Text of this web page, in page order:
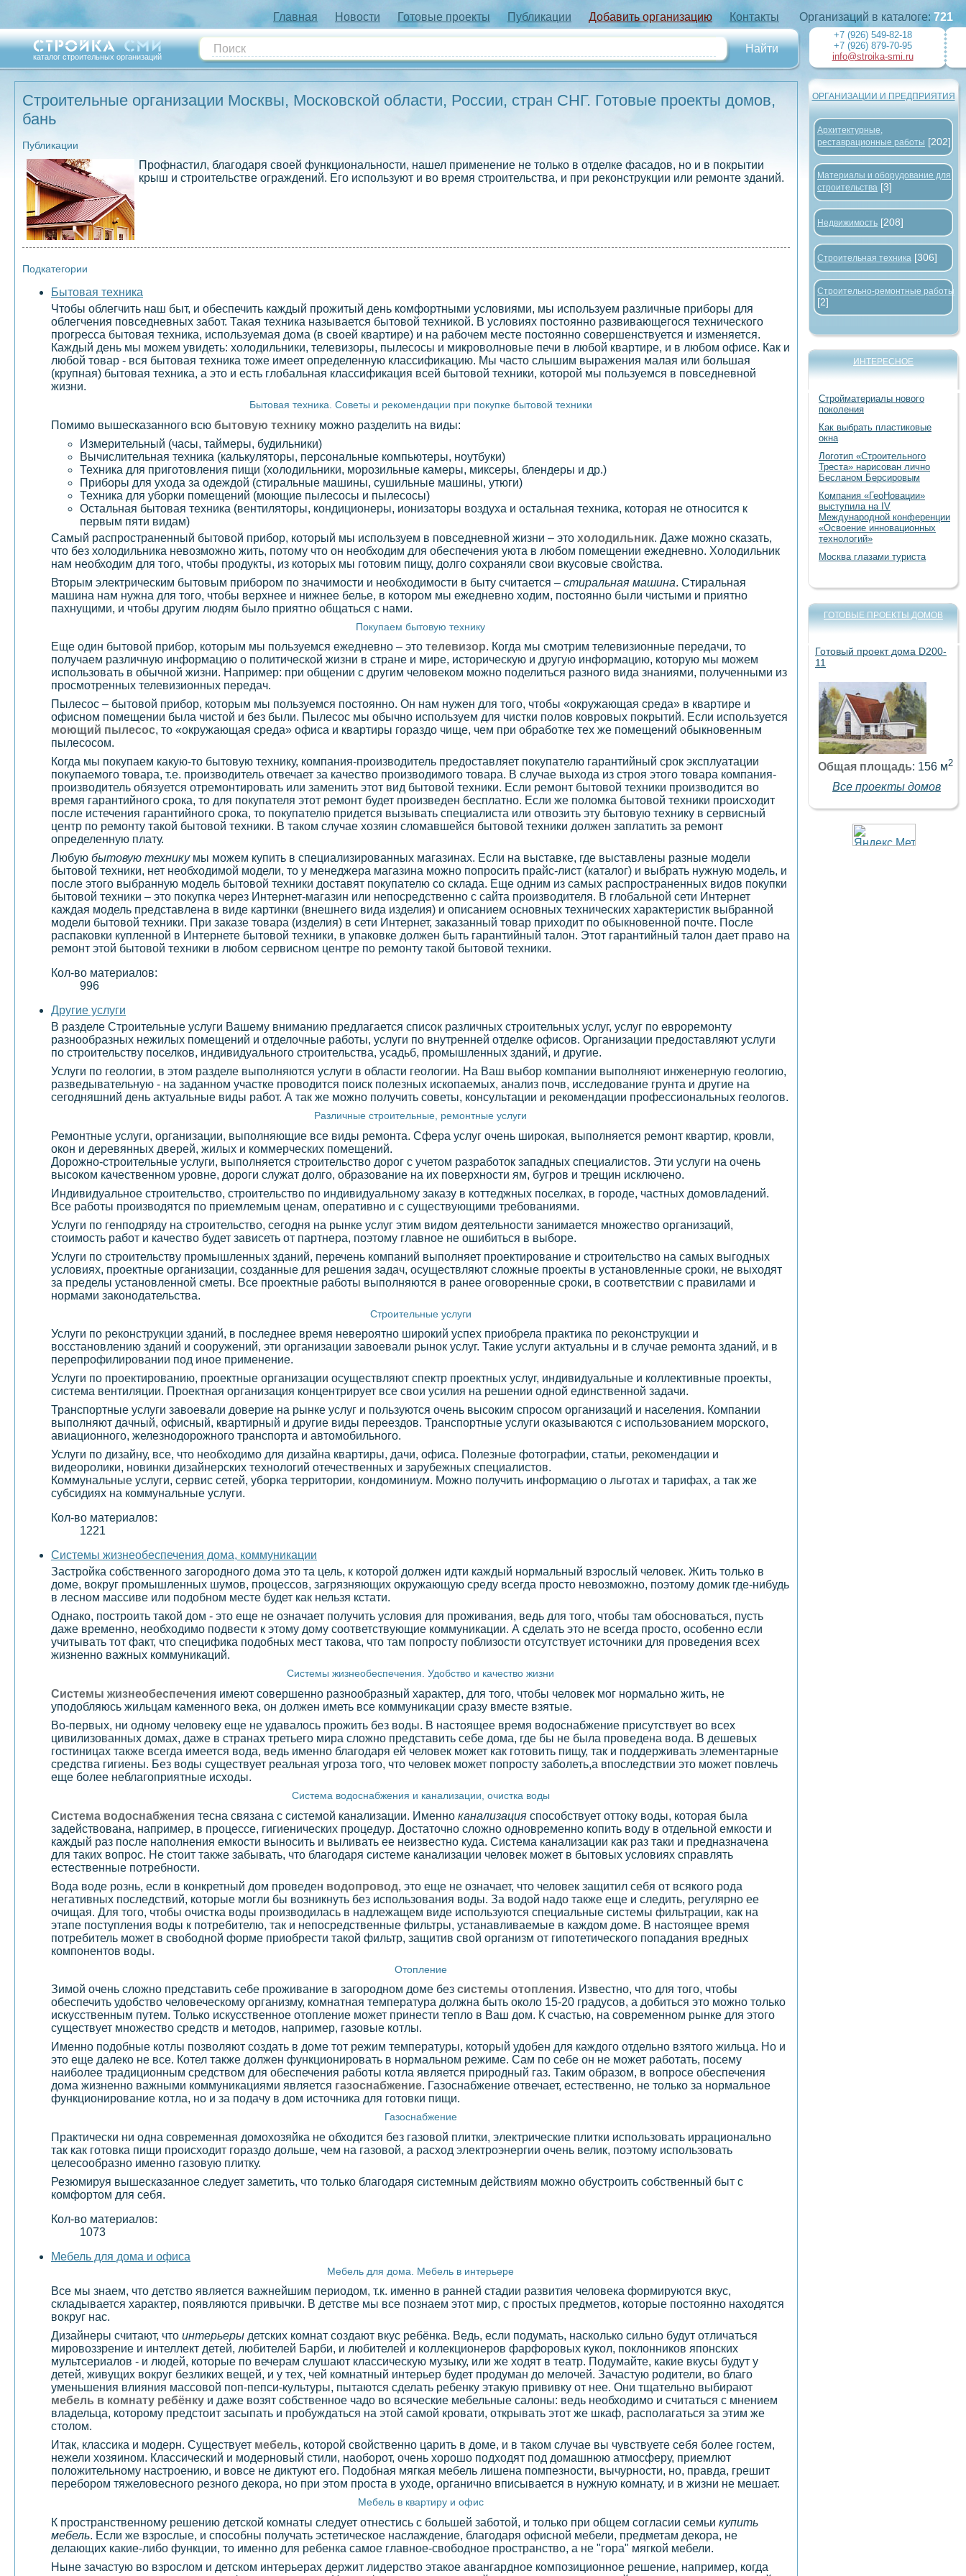
Главная Новости Готовые проекты Публикации Добавить организацию Контакты
каталог строительных организаций
Строительные организации Москвы, Московской области, России, стран СНГ. Готовые проекты домов,
бань
Публикации
Профнастил, благодаря своей функциональности, нашел применение не только в отделке фасадов, но и в покрытии
крыш и строительстве ограждений. Его используют и во время строительства, и при реконструкции или ремонте зданий.
Подкатегории
Бытовая техника
Чтобы облегчить наш быт, и обеспечить каждый прожитый день комфортными условиями, мы используем различные приборы для
облегчения повседневных забот. Такая техника называется бытовой техникой. В условиях постоянно развивающегося технического
прогресса бытовая техника, используемая дома (в своей квартире) и на рабочем месте постоянно совершенствуется и изменяется.
Каждый день мы можем увидеть: холодильники, телевизоры, пылесосы и микроволновые печи в любой квартире, и в любом офисе. Как и
любой товар - вся бытовая техника тоже имеет определенную классификацию. Мы часто слышим выражения малая или большая
(крупная) бытовая техника, а это и есть глобальная классификация всей бытовой техники, которой мы пользуемся в повседневной
жизни.
Бытовая техника. Советы и рекомендации при покупке бытовой техники
Помимо вышесказанного всю бытовую технику можно разделить на виды:
Измерительный (часы, таймеры, будильники)
Вычислительная техника (калькуляторы, персональные компьютеры, ноутбуки)
Техника для приготовления пищи (холодильники, морозильные камеры, миксеры, блендеры и др.)
Приборы для ухода за одеждой (стиральные машины, сушильные машины, утюги)
Техника для уборки помещений (моющие пылесосы и пылесосы)
Остальная бытовая техника (вентиляторы, кондиционеры, ионизаторы воздуха и остальная техника, которая не относится к
первым пяти видам)
Самый распространенный бытовой прибор, который мы используем в повседневной жизни – это холодильник. Даже можно сказать,
что без холодильника невозможно жить, потому что он необходим для обеспечения уюта в любом помещении ежедневно. Холодильник
нам необходим для того, чтобы продукты, из которых мы готовим пищу, долго сохраняли свои вкусовые свойства.
Вторым электрическим бытовым прибором по значимости и необходимости в быту считается – стиральная машина. Стиральная
машина нам нужна для того, чтобы верхнее и нижнее белье, в котором мы ежедневно ходим, постоянно были чистыми и приятно
пахнущими, и чтобы другим людям было приятно общаться с нами.
Покупаем бытовую технику
Еще один бытовой прибор, которым мы пользуемся ежедневно – это телевизор. Когда мы смотрим телевизионные передачи, то
получаем различную информацию о политической жизни в стране и мире, историческую и другую информацию, которую мы можем
использовать в обычной жизни. Например: при общении с другим человеком можно поделиться разного вида знаниями, полученными из
просмотренных телевизионных передач.
Пылесос – бытовой прибор, которым мы пользуемся постоянно. Он нам нужен для того, чтобы «окружающая среда» в квартире и
офисном помещении была чистой и без были. Пылесос мы обычно используем для чистки полов ковровых покрытий. Если используется
моющий пылесос, то «окружающая среда» офиса и квартиры гораздо чище, чем при обработке тех же помещений обыкновенным
пылесосом.
Когда мы покупаем какую-то бытовую технику, компания-производитель предоставляет покупателю гарантийный срок эксплуатации
покупаемого товара, т.е. производитель отвечает за качество производимого товара. В случае выхода из строя этого товара компания-
производитель обязуется отремонтировать или заменить этот вид бытовой техники. Если ремонт бытовой техники производится во
время гарантийного срока, то для покупателя этот ремонт будет произведен бесплатно. Если же поломка бытовой техники происходит
после истечения гарантийного срока, то покупателю придется вызывать специалиста или отвозить эту бытовую технику в сервисный
центр по ремонту такой бытовой техники. В таком случае хозяин сломавшейся бытовой техники должен заплатить за ремонт
определенную плату.
Любую бытовую техникумы можем купить в специализированных магазинах. Если на выставке, где выставлены разные модели
бытовой техники, нет необходимой модели, то у менеджера магазина можно попросить прайс-лист (каталог) и выбрать нужную модель, и
после этого выбранную модель бытовой техники доставят покупателю со склада. Еще одним из самых распространенных видов покупки
бытовой техники – это покупка через Интернет-магазин или непосредственно с сайта производителя. В глобальной сети Интернет
каждая модель представлена в виде картинки (внешнего вида изделия) и описанием основных технических характеристик выбранной
модели бытовой техники. При заказе товара (изделия) в сети Интернет, заказанный товар приходит по обыкновенной почте. После
распаковки купленной в Интернете бытовой техники, в упаковке должен быть гарантийный талон. Этот гарантийный талон дает право на
ремонт этой бытовой техники в любом сервисном центре по ремонту такой бытовой техники.
Кол-во материалов:
996
Другие услуги
В разделе Строительные услуги Вашему вниманию предлагается список различных строительных услуг, услуг по евроремонту
разнообразных нежилых помещений и отделочные работы, услуги по внутренней отделке офисов. Организации предоставляют услуги
по строительству поселков, индивидуального строительства, усадьб, промышленных зданий, и другие.
Услуги по геологии, в этом разделе выполняются услуги в области геологии. На Ваш выбор компании выполняют инженерную геологию,
разведывательную - на заданном участке проводится поиск полезных ископаемых, анализ почв, исследование грунта и другие на
сегодняшний день актуальные виды работ. А так же можно получить советы, консультации и рекомендации профессиональных геологов.
Различные строительные, ремонтные услуги
Ремонтные услуги, организации, выполняющие все виды ремонта. Сфера услуг очень широкая, выполняется ремонт квартир, кровли,
окон и деревянных дверей, жилых и коммерческих помещений.
Дорожно-строительные услуги, выполняется строительство дорог с учетом разработок западных специалистов. Эти услуги на очень
высоком качественном уровне, дороги служат долго, образование на их поверхности ям, бугров и трещин исключено.
Индивидуальное строительство, строительство по индивидуальному заказу в коттеджных поселках, в городе, частных домовладений.
Все работы производятся по приемлемым ценам, оперативно и с существующими требованиями.
Услуги по генподряду на строительство, сегодня на рынке услуг этим видом деятельности занимается множество организаций,
стоимость работ и качество будет зависеть от партнера, поэтому главное не ошибиться в выборе.
Услуги по строительству промышленных зданий, перечень компаний выполняет проектирование и строительство на самых выгодных
условиях, проектные организации, созданные для решения задач, осуществляют сложные проекты в установленные сроки, не выходят
за пределы установленной сметы. Все проектные работы выполняются в ранее оговоренные сроки, в соответствии с правилами и
нормами законодательства.
Строительные услуги
Услуги по реконструкции зданий, в последнее время невероятно широкий успех приобрела практика по реконструкции и
восстановлению зданий и сооружений, эти организации завоевали рынок услуг. Такие услуги актуальны и в случае ремонта зданий, и в
перепрофилировании под иное применение.
Услуги по проектированию, проектные организации осуществляют спектр проектных услуг, индивидуальные и коллективные проекты,
система вентиляции. Проектная организация концентрирует все свои усилия на решении одной единственной задачи.
Транспортные услуги завоевали доверие на рынке услуг и пользуются очень высоким спросом организаций и населения. Компании
выполняют дачный, офисный, квартирный и другие виды переездов. Транспортные услуги оказываются с использованием морского,
авиационного, железнодорожного транспорта и автомобильного.
Услуги по дизайну, все, что необходимо для дизайна квартиры, дачи, офиса. Полезные фотографии, статьи, рекомендации и
видеоролики, новинки дизайнерских технологий отечественных и зарубежных специалистов.
Коммунальные услуги, сервис сетей, уборка территории, кондоминиум. Можно получить информацию о льготах и тарифах, а так же
субсидиях на коммунальные услуги.
Кол-во материалов:
1221
Системы жизнеобеспечения дома, коммуникации
Застройка собственного загородного дома это та цель, к которой должен идти каждый нормальный взрослый человек. Жить только в
доме, вокруг промышленных шумов, процессов, загрязняющих окружающую среду всегда просто невозможно, поэтому домик где-нибудь
в лесном массиве или подобном месте будет как нельзя кстати.
Однако, построить такой дом - это еще не означает получить условия для проживания, ведь для того, чтобы там обосноваться, пусть
даже временно, необходимо подвести к этому дому соответствующие коммуникации. А сделать это не всегда просто, особенно если
учитывать тот факт, что специфика подобных мест такова, что там попросту поблизости отсутствует источники для проведения всех
жизненно важных коммуникаций.
Системы жизнеобеспечения. Удобство и качество жизни
Системы жизнеобеспечения имеют совершенно разнообразный характер, для того, чтобы человек мог нормально жить, не
уподобляюсь жильцам каменного века, он должен иметь все коммуникации сразу вместе взятые.
Во-первых, ни одному человеку еще не удавалось прожить без воды. В настоящее время водоснабжение присутствует во всех
цивилизованных домах, даже в странах третьего мира сложно представить себе дома, где бы не была проведена вода. В дешевых
гостиницах также всегда имеется вода, ведь именно благодаря ей человек может как готовить пищу, так и поддерживать элементарные
средства гигиены. Без воды существует реальная угроза того, что человек может попросту заболеть,а впоследствии это может повлечь
еще более неблагоприятные исходы.
Система водоснабжения и канализации, очистка воды
Система водоснабжения тесна связана с системой канализации. Именно канализация способствует оттоку воды, которая была
задействована, например, в процессе, гигиенических процедур. Достаточно сложно одновременно копить воду в отдельной емкости и
каждый раз после наполнения емкости выносить и выливать ее неизвестно куда. Система канализации как раз таки и предназначена
для таких вопрос. Не стоит также забывать, что благодаря системе канализации человек может в бытовых условиях справлять
естественные потребности.
Вода воде рознь, если в конкретный дом проведен водопровод, это еще не означает, что человек защитил себя от всякого рода
негативных последствий, которые могли бы возникнуть без использования воды. За водой надо также еще и следить, регулярно ее
очищая. Для того, чтобы очистка воды производилась в надлежащем виде используются специальные системы фильтрации, как на
этапе поступления воды к потребителю, так и непосредственные фильтры, устанавливаемые в каждом доме. В настоящее время
потребитель может в свободной форме приобрести такой фильтр, защитив свой организм от гипотетического попадания вредных
компонентов воды.
Отопление
Зимой очень сложно представить себе проживание в загородном доме без системы отопления. Известно, что для того, чтобы
обеспечить удобство человеческому организму, комнатная температура должна быть около 15-20 градусов, а добиться это можно только
искусственным путем. Только искусственное отопление может принести тепло в Ваш дом. К счастью, на современном рынке для этого
существует множество средств и методов, например, газовые котлы.
Именно подобные котлы позволяют создать в доме тот режим температуры, который удобен для каждого отдельно взятого жильца. Но и
это еще далеко не все. Котел также должен функционировать в нормальном режиме. Сам по себе он не может работать, посему
наиболее традиционным средством для обеспечения работы котла является природный газ. Таким образом, в вопросе обеспечения
дома жизненно важными коммуникациями является газоснабжение. Газоснабжение отвечает, естественно, не только за нормальное
функционирование котла, но и за подачу в дом источника для готовки пищи.
Газоснабжение
Практически ни одна современная домохозяйка не обходится без газовой плитки, электрические плитки использовать иррационально
так как готовка пищи происходит гораздо дольше, чем на газовой, а расход электроэнергии очень велик, поэтому использовать
целесообразно именно газовую плитку.
Резюмируя вышесказанное следует заметить, что только благодаря системным действиям можно обустроить собственный быт с
комфортом для себя.
Кол-во материалов:
1073
Мебель для дома и офиса
Мебель для дома. Мебель в интерьере
Все мы знаем, что детство является важнейшим периодом, т.к. именно в ранней стадии развития человека формируются вкус,
складывается характер, появляются привычки. В детстве мы все познаем этот мир, с простых предметов, которые постоянно находятся
вокруг нас.
Дизайнеры считают, что интерьеры детских комнат создают вкус ребёнка. Ведь, если подумать, насколько сильно будут отличаться
мировоззрение и интеллект детей, любителей Барби, и любителей и коллекционеров фарфоровых кукол, поклонников японских
мультсериалов - и людей, которые по вечерам слушают классическую музыку, или же ходят в театр. Подумайте, какие вкусы будут у
детей, живущих вокруг безликих вещей, и у тех, чей комнатный интерьер будет продуман до мелочей. Зачастую родители, во благо
уменьшения влияния массовой поп-пепси-культуры, пытаются сделать ребенку этакую прививку от нее. Они тщательно выбирают
мебель в комнату ребёнку и даже возят собственное чадо во всяческие мебельные салоны: ведь необходимо и считаться с мнением
владельца, которому предстоит засыпать и пробуждаться на этой самой кровати, открывать этот же шкаф, располагаться за этим же
столом.
Итак, классика и модерн. Существует мебель, которой свойственно царить в доме, и в таком случае вы чувствуете себя более гостем,
нежели хозяином. Классический и модерновый стили, наоборот, очень хорошо подходят под домашнюю атмосферу, приемлют
положительному настроению, и вовсе не диктуют его. Подобная мягкая мебель лишена помпезности, вычурности, но, правда, грешит
перебором тяжеловесного резного декора, но при этом проста в уходе, органично вписывается в нужную комнату, и в жизни не мешает.
Мебель в квартиру и офис
К пространственному решению детской комнаты следует отнестись с большей заботой, и только при общем согласии семьи купить
мебель. Если же взрослые, и способны получать эстетическое наслаждение, благодаря офисной мебели, предметам декора, не
делающих какие-либо функции, то именно для ребенка самое главное-свободное пространство, а не "гора" мягкой мебели.
Ныне зачастую во взрослом и детском интерьерах держит лидерство этакое авангардное композиционное решение, например, когда
Организаций в каталоге: 721
+7 (926) 549-82-18
+7 (926) 879-70-95
info@stroika-smi.ru
ОРГАНИЗАЦИИ И ПРЕДПРИЯТИЯ
Архитектурные,
реставрационные работы [202]
Материалы и оборудование для
строительства [3]
Недвижимость [208]
Строительная техника [306]
Строительно-ремонтные работы
[2]
ИНТЕРЕСНОЕ
Стройматериалы нового
поколения
Как выбрать пластиковые
окна
Логотип «Строительного
Треста» нарисован лично
Бесланом Берсировым
Компания «ГеоНовации»
выступила на IV
Международной конференции
«Освоение инновационных
технологий»
Москва глазами туриста
ГОТОВЫЕ ПРОЕКТЫ ДОМОВ
Готовый проект дома D200-
11
Общая площадь: 156 м2
Все проекты домов